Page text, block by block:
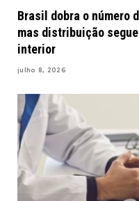
Brasil dobra o número
mas distribuição
interior
julho 8, 2026